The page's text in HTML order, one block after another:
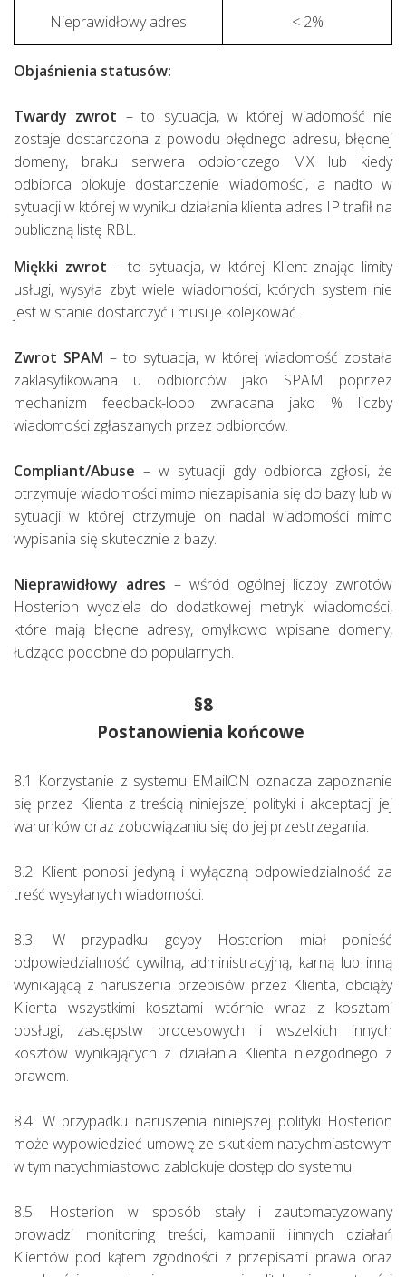
Nieprawidłowy adres < 2%
Objaśnienia statusów:
Twardy zwrot – to sytuacja, w której wiadomość nie
zostaje dostarczona z powodu błędnego adresu, błędnej
domeny, braku serwera odbiorczego MX lub kiedy
odbiorca blokuje dostarczenie wiadomości, a nadto w
sytuacji w której w wyniku działania klienta adres IP trafił na
publiczną listę RBL.
Miękki zwrot – to sytuacja, w której Klient znając limity
usługi, wysyła zbyt wiele wiadomości, których system nie
jest w stanie dostarczyć i musi je kolejkować.
Zwrot SPAM – to sytuacja, w której wiadomość została
zaklasyfikowana u odbiorców jako SPAM poprzez
mechanizm feedback-loop zwracana jako % liczby
wiadomości zgłaszanych przez odbiorców.
Compliant/Abuse – w sytuacji gdy odbiorca zgłosi, że
otrzymuje wiadomości mimo niezapisania się do bazy lub w
sytuacji w której otrzymuje on nadal wiadomości mimo
wypisania się skutecznie z bazy.
Nieprawidłowy adres – wśród ogólnej liczby zwrotów
Hosterion wydziela do dodatkowej metryki wiadomości,
które mają błędne adresy, omyłkowo wpisane domeny,
łudząco podobne do popularnych.
§8
Postanowienia końcowe
8.1 Korzystanie z systemu EMailON oznacza zapoznanie
się przez Klienta z treścią niniejszej polityki i akceptacji jej
warunków oraz zobowiązaniu się do jej przestrzegania.
8.2. Klient ponosi jedyną i wyłączną odpowiedzialność za
treść wysyłanych wiadomości.
8.3. W przypadku gdyby Hosterion miał ponieść
odpowiedzialność cywilną, administracyjną, karną lub inną
wynikającą z naruszenia przepisów przez Klienta, obciąży
Klienta wszystkimi kosztami wtórnie wraz z kosztami
obsługi, zastępstw procesowych i wszelkich innych
kosztów wynikających z działania Klienta niezgodnego z
prawem.
8.4. W przypadku naruszenia niniejszej polityki Hosterion
może wypowiedzieć umowę ze skutkiem natychmiastowym
w tym natychmiastowo zablokuje dostęp do systemu.
8.5. Hosterion w sposób stały i zautomatyzowany
prowadzi monitoring treści, kampanii i innych działań
Klientów pod kątem zgodności z przepisami prawa oraz